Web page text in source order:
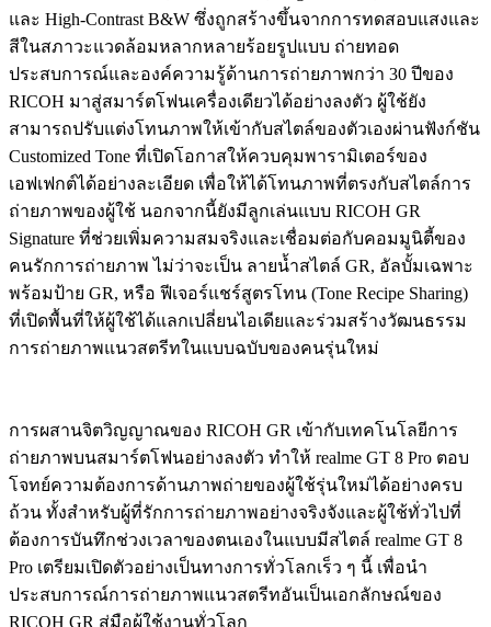
และ High-Contrast B&W ซึ่งถูกสร้างขึ้นจากการทดสอบแสงและ
สีในสภาวะแวดล้อมหลากหลายร้อยรูปแบบ ถ่ายทอด
ประสบการณ์และองค์ความรู้ด้านการถ่ายภาพกว่า 30 ปีของ
RICOH มาสู่สมาร์ตโฟนเครื่องเดียวได้อย่างลงตัว ผู้ใช้ยัง
สามารถปรับแต่งโทนภาพให้เข้ากับสไตล์ของตัวเองผ่านฟังก์ชัน
Customized Tone ที่เปิดโอกาสให้ควบคุมพารามิเตอร์ของ
เอฟเฟกต์ได้อย่างละเอียด เพื่อให้ได้โทนภาพที่ตรงกับสไตล์การ
ถ่ายภาพของผู้ใช้ นอกจากนี้ยังมีลูกเล่นแบบ RICOH GR
Signature ที่ช่วยเพิ่มความสมจริงและเชื่อมต่อกับคอมมูนิตี้ของ
คนรักการถ่ายภาพ ไม่ว่าจะเป็น ลายน้ำสไตล์ GR, อัลบั้มเฉพาะ
พร้อมป้าย GR, หรือ ฟีเจอร์แชร์สูตรโทน (Tone Recipe Sharing)
ที่เปิดพื้นที่ให้ผู้ใช้ได้แลกเปลี่ยนไอเดียและร่วมสร้างวัฒนธรรม
การถ่ายภาพแนวสตรีทในแบบฉบับของคนรุ่นใหม่
การผสานจิตวิญญาณของ RICOH GR เข้ากับเทคโนโลยีการ
ถ่ายภาพบนสมาร์ตโฟนอย่างลงตัว ทำให้ realme GT 8 Pro ตอบ
โจทย์ความต้องการด้านภาพถ่ายของผู้ใช้รุ่นใหม่ได้อย่างครบ
ถ้วน ทั้งสำหรับผู้ที่รักการถ่ายภาพอย่างจริงจังและผู้ใช้ทั่วไปที่
ต้องการบันทึกช่วงเวลาของตนเองในแบบมีสไตล์ realme GT 8
Pro เตรียมเปิดตัวอย่างเป็นทางการทั่วโลกเร็ว ๆ นี้ เพื่อนำ
ประสบการณ์การถ่ายภาพแนวสตรีทอันเป็นเอกลักษณ์ของ
RICOH GR สู่มือผู้ใช้งานทั่วโลก